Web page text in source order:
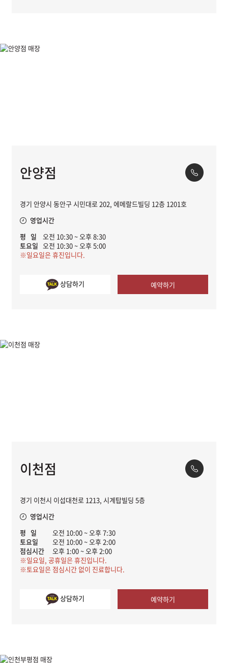
안양점
경기 안양시 동안구 시민대로 202, 에메랄드빌딩 12층 1201호
영업시간
평 일
오전 10:30 ~ 오후 8:30
토요일 오전 10:30 ~ 오후 5:00
※일요일은 휴진입니다.
상담하기 예약하기
이천점
경기 이천시 이섭대천로 1213, 시계탑빌딩 5층
영업시간
평 일
오전 10:00 ~ 오후 7:30
토요일
오전 10:00 ~ 오후 2:00
점심시간
오후 1:00 ~ 오후 2:00
※일요일, 공휴일은 휴진입니다.
※토요일은 점심시간 없이 진료합니다.
상담하기 예약하기